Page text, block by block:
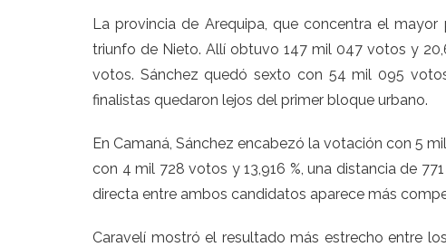
La provincia de Arequipa, que concentra el
triunfo de Nieto. Allí obtuvo 147 mil 047 votos y
votos. Sánchez quedó sexto con 54 mil 095
finalistas quedaron lejos del primer bloque urbano.
En Camaná, Sánchez encabezó la votación con 5
con 4 mil 728 votos y 13,916 %, una distancia de
directa entre ambos candidatos aparece más
Caravelí mostró el resultado más estrecho entre